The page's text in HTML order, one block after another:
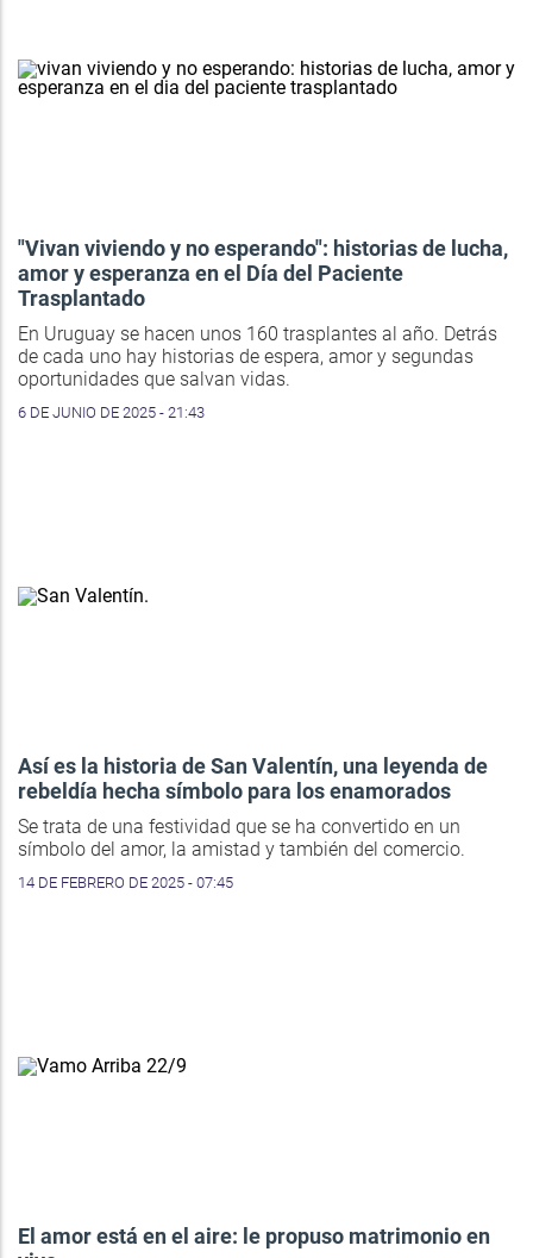
"Vivan viviendo y no esperando": historias de lucha,
amor y esperanza en el Día del Paciente
Trasplantado
En Uruguay se hacen unos 160 trasplantes al año. Detrás
de cada uno hay historias de espera, amor y segundas
oportunidades que salvan vidas.
6 DE JUNIO DE 2025 - 21:43
Así es la historia de San Valentín, una leyenda de
rebeldía hecha símbolo para los enamorados
Se trata de una festividad que se ha convertido en un
símbolo del amor, la amistad y también del comercio.
14 DE FEBRERO DE 2025 - 07:45
El amor está en el aire: le propuso matrimonio en